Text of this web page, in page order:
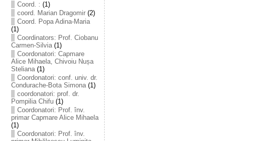
Coord. : (1)
coord. Marian Dragomir(2)
Coord. Popa Adina-Maria
(1)
Coordinators: Prof. Ciobanu
Carmen-Silvia(1)
Coordonatori: Capmare
Alice Mihaela, Chivoiu Nușa
Steliana(1)
Coordonatori: conf. univ. dr.
Condurache-Bota Simona(1)
coordonatori: prof. dr.
Pompilia Chifu(1)
Coordonatori: Prof. înv.
primar Capmare Alice Mihaela
(1)
Coordonatori: Prof. înv.